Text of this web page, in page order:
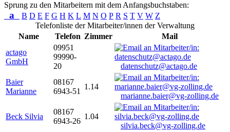
Sprung zu den Mitarbeitern mit dem Anfangsbuchstaben:
a B D E F G H K L M N O P R S T V W Z
Telefonliste der Mitarbeiter/innen der Verwaltung
Name
Telefon Zimmer
Mail
actago
GmbH
09951
99990-
20
datenschutz@actago.de
Baier
Marianne
08167
6943-51
1.14
marianne.baier@vg-zolling.de
Beck Silvia
08167
6943-26
1.04
silvia.beck@vg-zolling.de